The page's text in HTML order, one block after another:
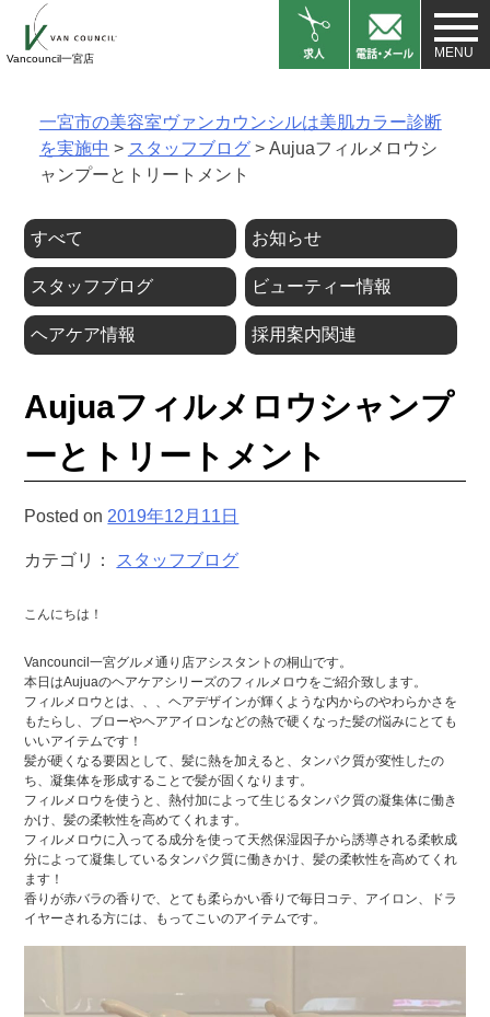
content
Vancouncil一宮店
一宮市の美容室ヴァンカウンシルは美肌カラー診断
を実施中 > スタッフブログ> Aujuaフィルメロウシ
ャンプーとトリートメント
すべて お知らせ
スタッフブログ ビューティー情報
ヘアケア情報 採用案内関連
Aujuaフィルメロウシャンプ
ーとトリートメント
Posted on 2019年12月11日
カテゴリ： スタッフブログ
こんにちは！
Vancouncil一宮グルメ通り店アシスタントの桐山です。
本日はAujuaのヘアケアシリーズのフィルメロウをご紹介致します。
フィルメロウとは、、、ヘアデザインが輝くような内からのやわらかさを
もたらし、ブローやヘアアイロンなどの熱で硬くなった髪の悩みにとても
いいアイテムです！
髪が硬くなる要因として、髪に熱を加えると、タンパク質が変性したの
ち、凝集体を形成することで髪が固くなります。
フィルメロウを使うと、熱付加によって生じるタンパク質の凝集体に働き
かけ、髪の柔軟性を高めてくれます。
フィルメロウに入ってる成分を使って天然保湿因子から誘導される柔軟成
分によって凝集しているタンパク質に働きかけ、髪の柔軟性を高めてくれ
ます！
香りが赤バラの香りで、とても柔らかい香りで毎日コテ、アイロン、ドラ
イヤーされる方には、もってこいのアイテムです。